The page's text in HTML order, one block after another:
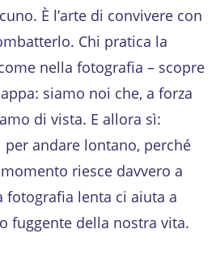
È l’arte di convivere con
Chi pratica la
nella fotografia – scopre
siamo noi che, a forza
di vista. E allora sì:
andare lontano, perché
riesce davvero a
fotografia lenta ci aiuta a
fuggente della nostra vita.